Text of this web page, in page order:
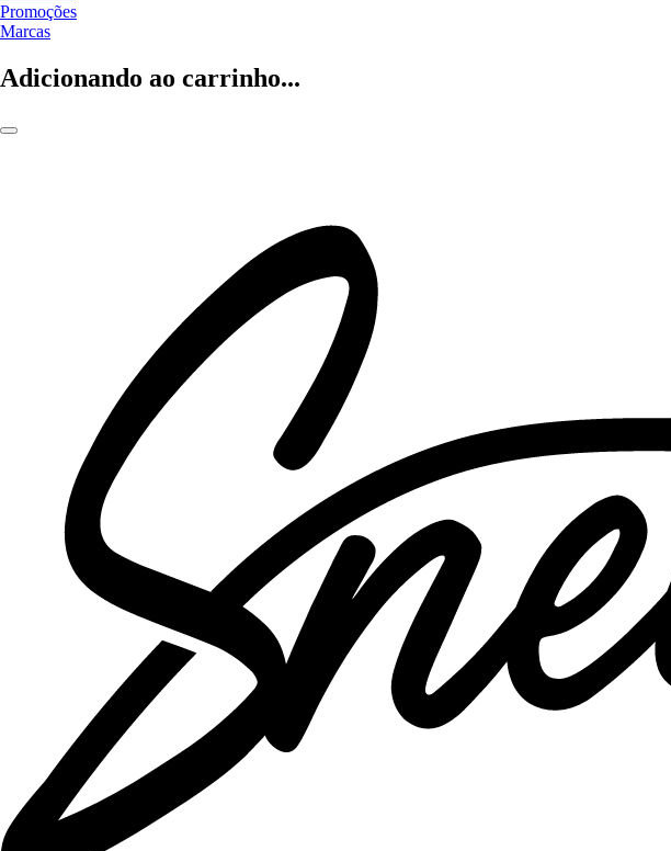
Promoções
Marcas
Adicionando ao carrinho...